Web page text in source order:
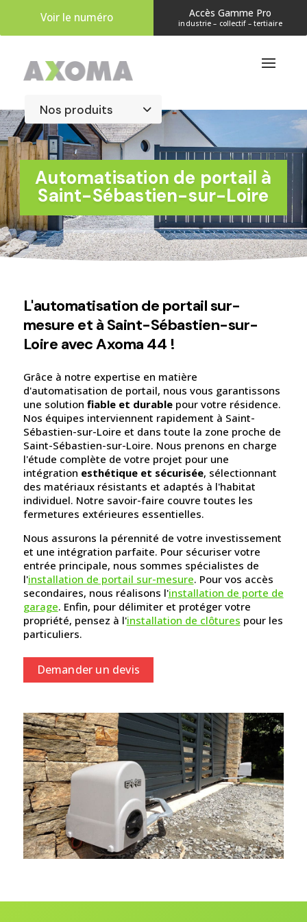
Voir le numéro Accès Gamme Pro
industrie – collectif – tertiaire
​Automatisation de portail à
Saint-Sébastien-sur-Loire
L'automatisation de portail sur-
mesure et à Saint-Sébastien-sur-
Loire avec Axoma 44 !
Grâce à notre expertise en matière
d'automatisation de portail, nous vous garantissons
une solution fiable et durablepour votre résidence.
Nos équipes interviennent rapidement à Saint-
Sébastien-sur-Loire et dans toute la zone proche de
Saint-Sébastien-sur-Loire. Nous prenons en charge
l'étude complète de votre projet pour une
intégration esthétique et sécurisée, sélectionnant
des matériaux résistants et adaptés à l'habitat
individuel. Notre savoir-faire couvre toutes les
fermetures extérieures essentielles.
Nous assurons la pérennité de votre investissement
et une intégration parfaite. Pour sécuriser votre
entrée principale, nous sommes spécialistes de
l'installation de portail sur-mesure. Pour vos accès
secondaires, nous réalisons l'installation de porte de
garage. Enfin, pour délimiter et protéger votre
propriété, pensez à l'installation de clôtures pour les
particuliers.
Demander un devis